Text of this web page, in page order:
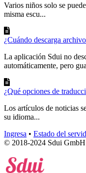
Varios niños solo se
misma escu...
¿Cuándo descarga
La aplicación Sdui no
automáticamente, pero
¿Qué opciones de
Los artículos de noticias
su idioma...
Ingresa • Estado del
© 2018-2024 Sdui GmbH